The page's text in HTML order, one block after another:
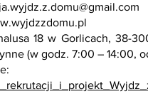
18 w Gorlicach, 38-
(w godz. 7:00 – 14:00,